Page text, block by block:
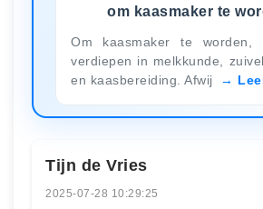
om kaasmaker te
Om kaasmaker te
verdiepen in melkkunde,
en kaasbereiding. Afwij
Tijn de Vries
2025-07-28 10:29:25